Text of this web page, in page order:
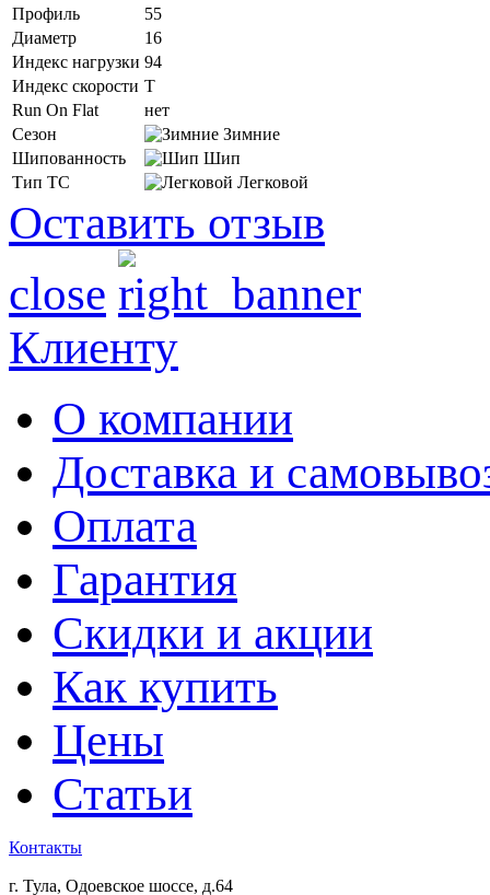
Профиль
55
Диаметр
16
Индекс нагрузки 94
Индекс скорости T
Run On Flat
нет
Сезон
Зимние
Шипованность
Шип
Тип ТС
Легковой
Оставить отзыв
close
Клиенту
О компании
Доставка и
Оплата
Гарантия
Скидки и акции
Как купить
Цены
Статьи
Контакты
г. Тула, Одоевское шоссе, д.64